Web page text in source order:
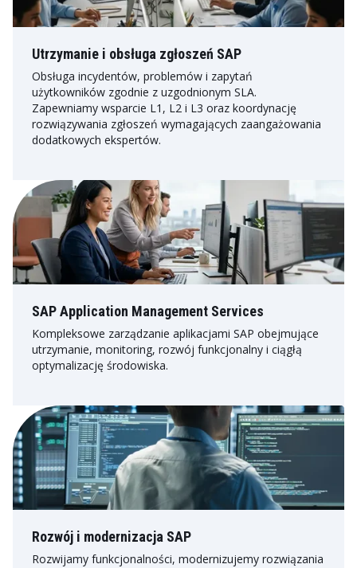
Utrzymanie i obsługa zgłoszeń SAP
Obsługa incydentów, problemów i zapytań
użytkowników zgodnie z uzgodnionym SLA.
Zapewniamy wsparcie L1, L2 i L3 oraz koordynację
rozwiązywania zgłoszeń wymagających zaangażowania
dodatkowych ekspertów.
SAP Application Management Services
Kompleksowe zarządzanie aplikacjami SAP obejmujące
utrzymanie, monitoring, rozwój funkcjonalny i ciągłą
optymalizację środowiska.
Rozwój i modernizacja SAP
Rozwijamy funkcjonalności, modernizujemy rozwiązania